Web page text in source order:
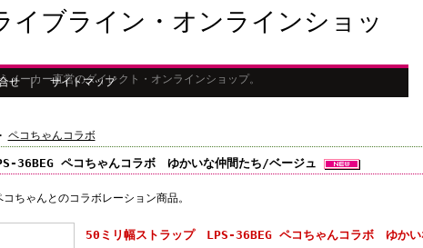
イブライン・オンラインショッ
ーカー直営のダイレクト・オンラインショップ。
せ｜ サイトマップ
ペコちゃんコラボ
36BEG ペコちゃんコラボ ゆかいな仲間たち/ベージュ
ちゃんとのコラボレーション商品。
50ミリ幅ストラップ LPS-36BEG ペコちゃんコラボ ゆかい